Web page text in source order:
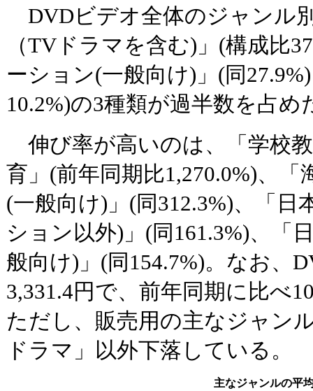
DVDビデオ全体のジャンル
（TVドラマを含む)」(構成比
ーション(一般向け)」(同
10.2%)の3種類が過半数を占め
伸び率が高いのは、「学校
育」(前年同期比1,270.0%)、
(一般向け)」(同312.3%)、「日
ション以外)」(同161.3%)、「
般向け)」(同154.7%)。なお、
3,331.4円で、前年同期に比べ
ただし、販売用の主なジャン
ドラマ」以外下落している。
主なジャンルの平